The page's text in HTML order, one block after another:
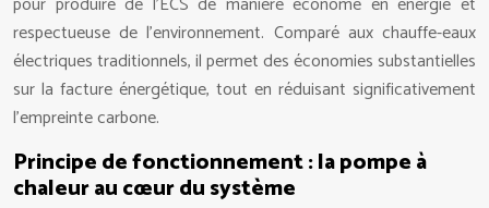
respectueuse de l’environnement. Comparé aux chauffe-eaux
électriques traditionnels, il permet des économies substantielles
sur la facture énergétique, tout en réduisant significativement
l’empreinte carbone.
Principe de fonctionnement : la pompe à
chaleur au cœur du système